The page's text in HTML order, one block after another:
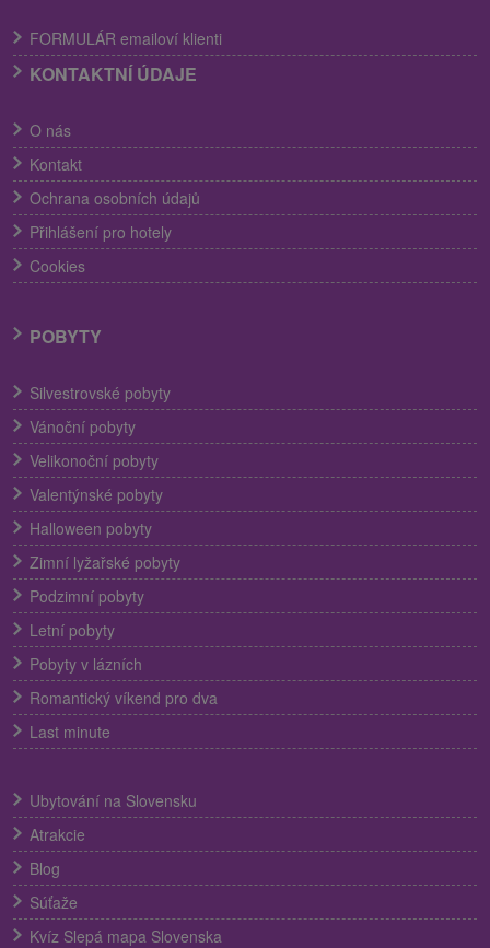
FORMULÁR emailoví klienti
KONTAKTNÍ ÚDAJE
O nás
Kontakt
Ochrana osobních údajů
Přihlášení pro hotely
Cookies
POBYTY
Silvestrovské pobyty
Vánoční pobyty
Velikonoční pobyty
Valentýnské pobyty
Halloween pobyty
Zimní lyžařské pobyty
Podzimní pobyty
Letní pobyty
Pobyty v lázních
Romantický víkend pro dva
Last minute
Ubytování na Slovensku
Atrakcie
Blog
Súťaže
Kvíz Slepá mapa Slovenska